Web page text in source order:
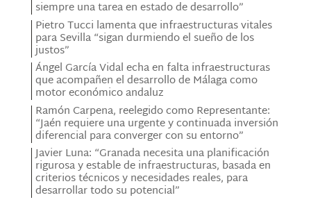
siempre una tarea en estado de desarrollo”
Pietro Tucci lamenta que infraestructuras vitales
para Sevilla “sigan durmiendo el sueño de los
justos”
Ángel García Vidal echa en falta infraestructuras
que acompañen el desarrollo de Málaga como
motor económico andaluz
Ramón Carpena, reelegido como Representante:
“Jaén requiere una urgente y continuada inversión
diferencial para converger con su entorno”
Javier Luna: “Granada necesita una planificación
rigurosa y estable de infraestructuras, basada en
criterios técnicos y necesidades reales, para
desarrollar todo su potencial”